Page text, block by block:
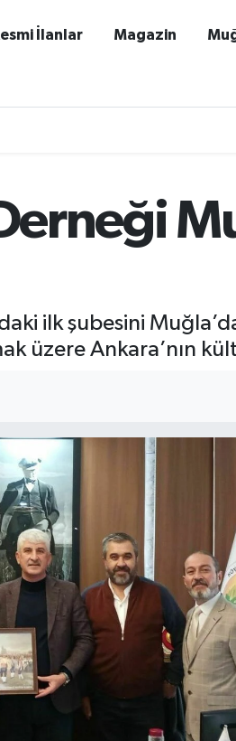
İlanlar Magazin
ilk şubesini
üzere Ankara’nın